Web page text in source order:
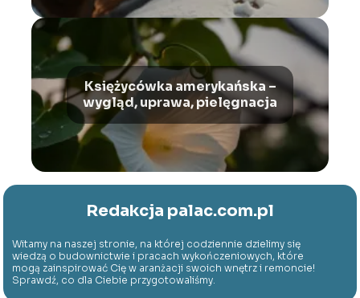
Księżycówka amerykańska –
wygląd, uprawa, pielęgnacja
Redakcja palac.com.pl
Witamy na naszej stronie, na której codziennie dzielimy się
wiedzą o budownictwie i pracach wykończeniowych, które
mogą zainspirować Cię w aranżacji swoich wnętrz i remoncie!
Sprawdź, co dla Ciebie przygotowaliśmy.